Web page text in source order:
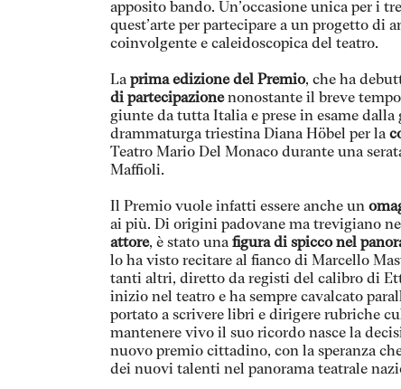
apposito bando. Un’occasione unica per i
quest’arte per partecipare a un progetto di
coinvolgente e caleidoscopica del teatro.
La prima edizione del Premio, che ha
di partecipazionenonostante il breve
giunte da tutta Italia e prese in esame dalla
drammaturga triestina Diana Höbel per la
Teatro Mario Del Monaco durante una
Maffioli.
Il Premio vuole infatti essere anche un
ai più. Di origini padovane ma trevigiano
attore, è stato una figura di spicco nel
lo ha visto recitare al fianco di Marcello
tanti altri, diretto da registi del calibro di
inizio nel teatro e ha sempre cavalcato
portato a scrivere libri e dirigere rubriche
mantenere vivo il suo ricordo nasce la
nuovo premio cittadino, con la speranza
dei nuovi talenti nel panorama teatrale